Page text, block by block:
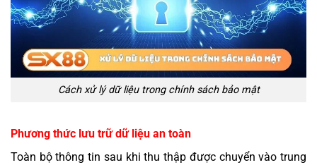
Cách xử lý dữ liệu trong chính sách bảo mật
Phương thức lưu trữ dữ liệu an toàn
Toàn bộ thông tin sau khi thu thập được chuyển vào trung